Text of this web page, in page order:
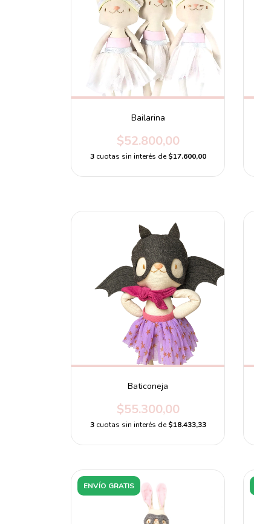
Bailarina
$52.800,00
3 cuotas sin interés de$17.600,00
Baticoneja
$55.300,00
3 cuotas sin interés de$18.433,33
ENVÍO GRATIS